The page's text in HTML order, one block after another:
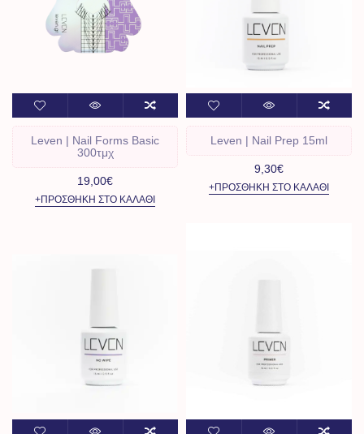
Leven | Nail Forms Basic
300τμχ
19,00€
+ΠΡΟΣΘΉΚΗ ΣΤΟ ΚΑΛΆΘΙ
Leven | Nail Prep 15ml
9,30€
+ΠΡΟΣΘΉΚΗ ΣΤΟ ΚΑΛΆΘΙ